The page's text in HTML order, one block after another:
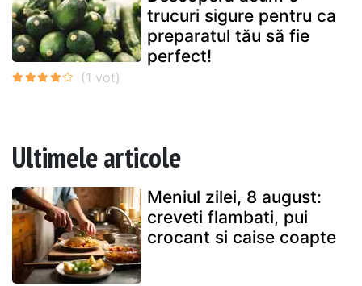
trucuri sigure pentru ca
preparatul tău să fie
perfect!
Ultimele articole
Meniul zilei, 8 august:
creveti flambati, pui
crocant si caise coapte